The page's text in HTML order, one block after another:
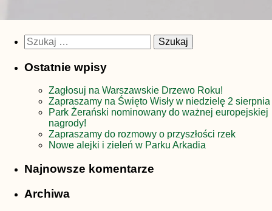
Szukaj:
Ostatnie wpisy
Zagłosuj na Warszawskie Drzewo Roku!
Zapraszamy na Święto Wisły w niedzielę 2 sierpnia
Park Żerański nominowany do ważnej europejskiej
nagrody!
Zapraszamy do rozmowy o przyszłości rzek
Nowe alejki i zieleń w Parku Arkadia
Najnowsze komentarze
Archiwa